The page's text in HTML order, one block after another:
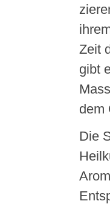
Zeit
gibt
dem
Die